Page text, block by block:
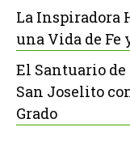
La Inspiradora
una Vida de Fe
El Santuario
San Joselito
Grado